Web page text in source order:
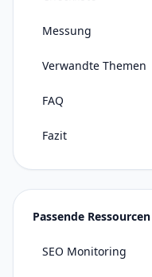
Messung
Verwandte Themen
FAQ
Fazit
Passende Ressourcen
SEO Monitoring